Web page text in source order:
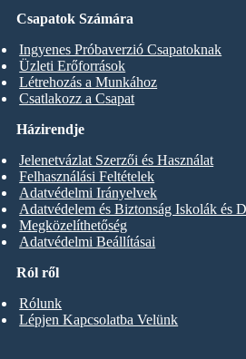
Csapatok Számára
Ingyenes Próbaverzió Csapatoknak
Üzleti Erőforrások
Létrehozás a Munkához
Csatlakozz a Csapat
Ról ről
Rólunk
Lépjen Kapcsolatba Velünk
Házirendje
Jelenetvázlat Szerzői és Használat
Felhasználási Feltételek
Adatvédelmi Irányelvek
Adatvédelem és Biztonság Iskolák és
Megközelíthetőség
Adatvédelmi Beállításai